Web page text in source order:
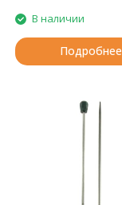
В наличии
Подробнее